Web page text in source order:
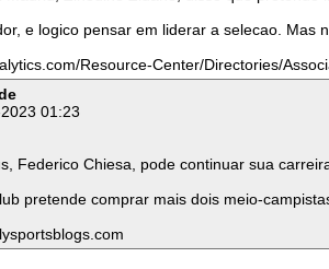
e logico pensar em liderar a selecao. Mas
Resource-Center/Directories/
01:23
Federico Chiesa, pode continuar sua
pretende comprar mais dois meio-